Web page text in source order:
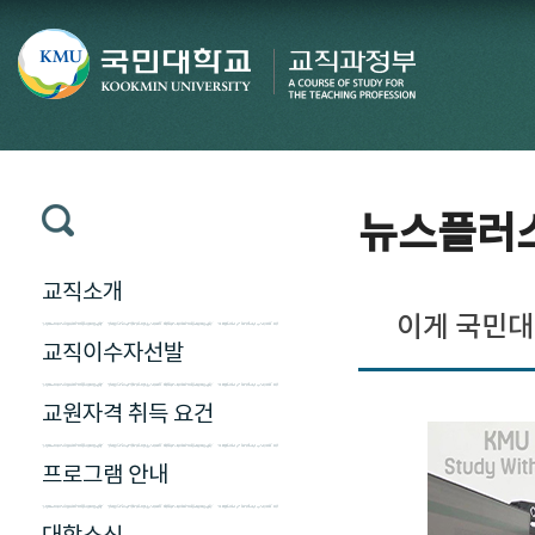
교직소개
교직이수자선발
교원자격 취득 요건
프로그램 안내
뉴스플러
이게 국민